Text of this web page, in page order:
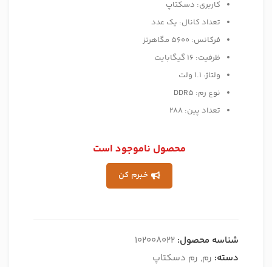
کاربری: دسکتاپ
تعداد کانال: یک عدد
فرکانس: 5600 مگاهرتز
ظرفیت: 16 گیگابایت
ولتاژ: 1.1 ولت
نوع رم: DDR5
تعداد پین: 288
محصول ناموجود است
خبرم کن
شناسه محصول: 102008022
دسته: رم, رم دسکتاپ